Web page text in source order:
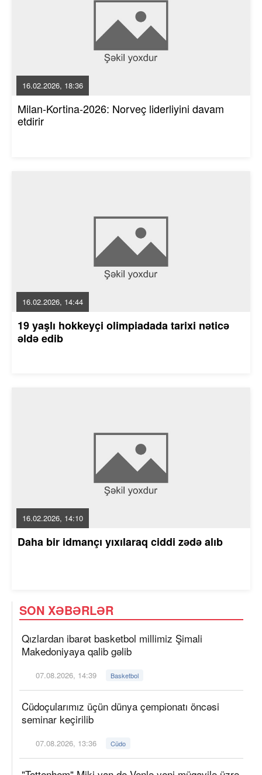
16.02.2026, 18:36
Milan-Kortina-2026: Norveç liderliyini davam
etdirir
16.02.2026, 14:44
19 yaşlı hokkeyçi olimpiadada tarixi nəticə
əldə edib
16.02.2026, 14:10
Daha bir idmançı yıxılaraq ciddi zədə alıb
SON XƏBƏRLƏR
Qızlardan ibarət basketbol millimiz Şimali
Makedoniyaya qalib gəlib
07.08.2026, 14:39 Basketbol
Cüdoçularımız üçün dünya çempionatı öncəsi
seminar keçirilib
07.08.2026, 13:36 Cüdo